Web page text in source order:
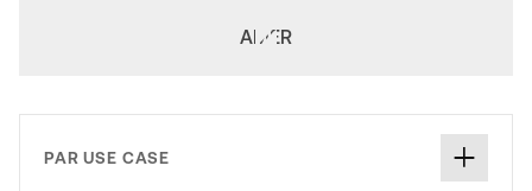
AMER
PAR USE CASE